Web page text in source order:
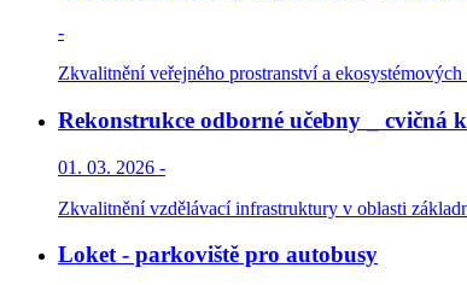
-
Zkvalitnění veřejného prostranství a ekosystémových
Rekonstrukce odborné učebny _ cvičná
01. 03. 2026 -
Zkvalitnění vzdělávací infrastruktury v oblasti
Loket - parkoviště pro autobusy